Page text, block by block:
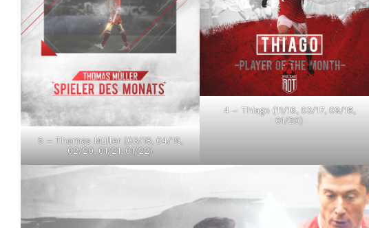
5 – Thomas Müller (03/18, 04/19,
02/20, 01/21, 01/22)
4 – Thiago (11/16, 03/17, 09/18,
01/20)